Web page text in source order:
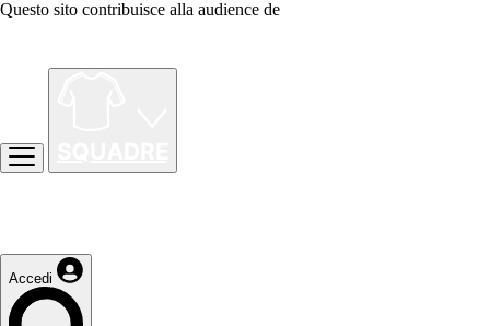
Questo sito contribuisce alla audience de
Accedi